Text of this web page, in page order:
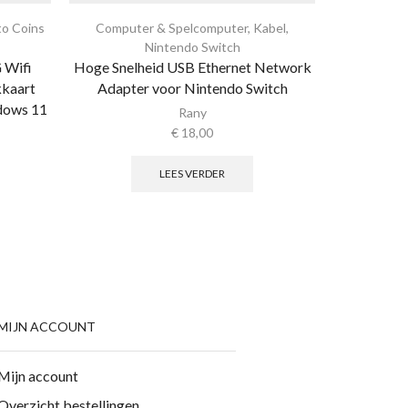
Coins
Wifi
11
Computer & Spelcomputer, Kabel,
Nintendo Switch
Hoge Snelheid USB Ethernet Network
Adapter voor Nintendo Switch
Rany
€ 18,00
LEES VERDER
ACCOUNT
account